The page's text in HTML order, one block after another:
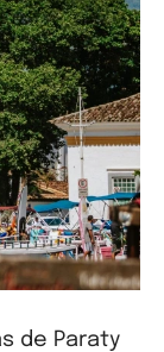
de Paraty